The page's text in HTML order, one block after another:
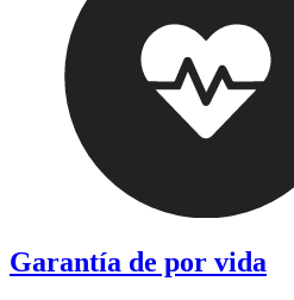
Garantía de por vida